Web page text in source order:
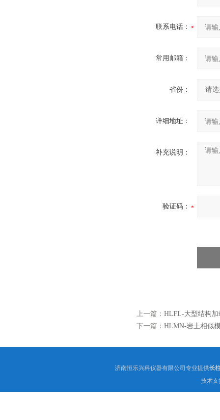
联系电话：
常用邮箱：
省份：
详细地址：
补充说明：
验证码：
上一篇： HLFL-大型结构加
下一篇： HLMN-岩土相似
济南恒乐兴科仪器有限公司专业提供长
技术支